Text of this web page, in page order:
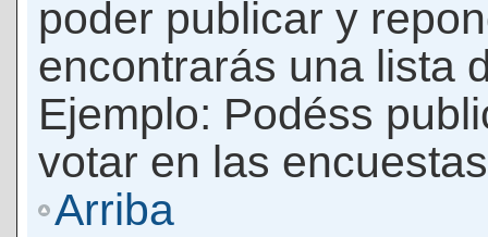
poder publicar y
encontrarás una lista
Ejemplo: Podéss
votar en las
Arriba